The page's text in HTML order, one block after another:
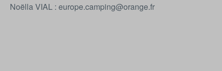
Noëlla VIAL : europe.camping@orange.fr